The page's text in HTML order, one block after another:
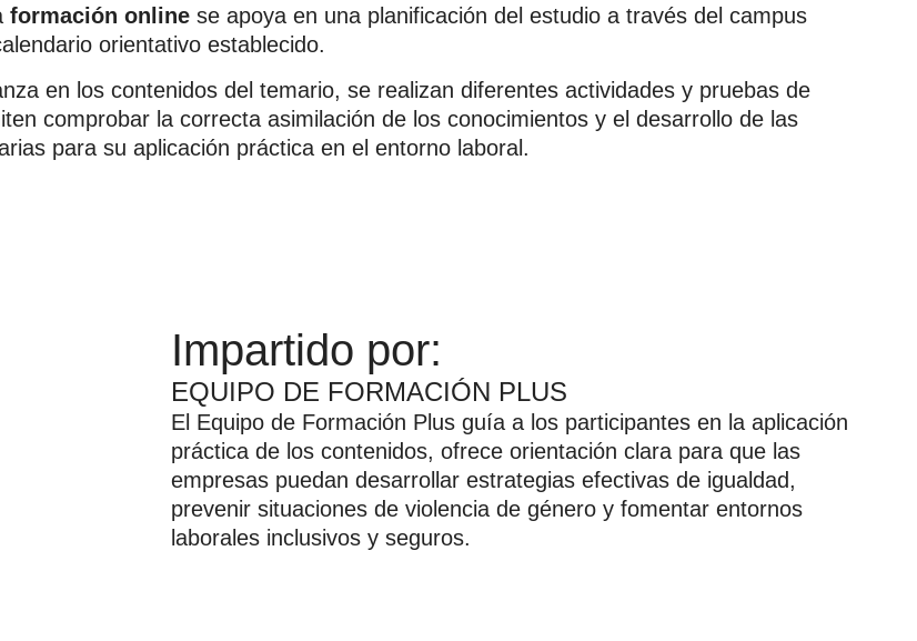
formación onlinese apoya en una planificación del estudio a través del campus
orientativo establecido.
en los contenidos del temario, se realizan diferentes actividades y pruebas de
comprobar la correcta asimilación de los conocimientos y el desarrollo de las
para su aplicación práctica en el entorno laboral.
Impartido por:
EQUIPO DE FORMACIÓN PLUS
El Equipo de Formación Plus guía a los participantes en la aplicación
práctica de los contenidos, ofrece orientación clara para que las
empresas puedan desarrollar estrategias efectivas de igualdad,
prevenir situaciones de violencia de género y fomentar entornos
laborales inclusivos y seguros.